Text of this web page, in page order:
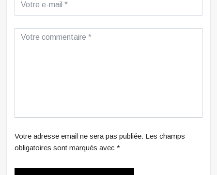
Votre adresse email ne sera pas publiée. Les champs
obligatoires sont marqués avec *